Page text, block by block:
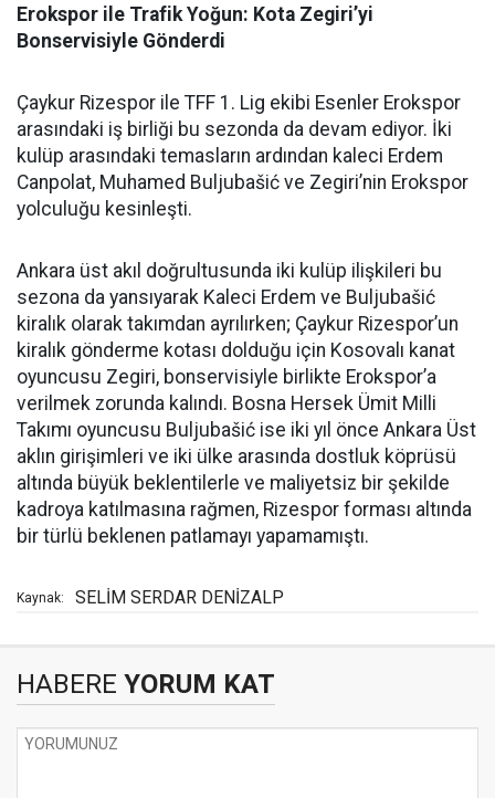
Erokspor ile Trafik Yoğun: Kota Zegiri’yi
Bonservisiyle Gönderdi
Çaykur Rizespor ile TFF 1. Lig ekibi Esenler Erokspor
arasındaki iş birliği bu sezonda da devam ediyor. İki
kulüp arasındaki temasların ardından kaleci Erdem
Canpolat, Muhamed Buljubašić ve Zegiri’nin Erokspor
yolculuğu kesinleşti.
Ankara üst akıl doğrultusunda iki kulüp ilişkileri bu
sezona da yansıyarak Kaleci Erdem ve Buljubašić
kiralık olarak takımdan ayrılırken; Çaykur Rizespor’un
kiralık gönderme kotası dolduğu için Kosovalı kanat
oyuncusu Zegiri, bonservisiyle birlikte Erokspor’a
verilmek zorunda kalındı. Bosna Hersek Ümit Milli
Takımı oyuncusu Buljubašić ise iki yıl önce Ankara Üst
aklın girişimleri ve iki ülke arasında dostluk köprüsü
altında büyük beklentilerle ve maliyetsiz bir şekilde
kadroya katılmasına rağmen, Rizespor forması altında
bir türlü beklenen patlamayı yapamamıştı.
Kaynak: SELİM SERDAR DENİZALP
HABERE YORUM KAT